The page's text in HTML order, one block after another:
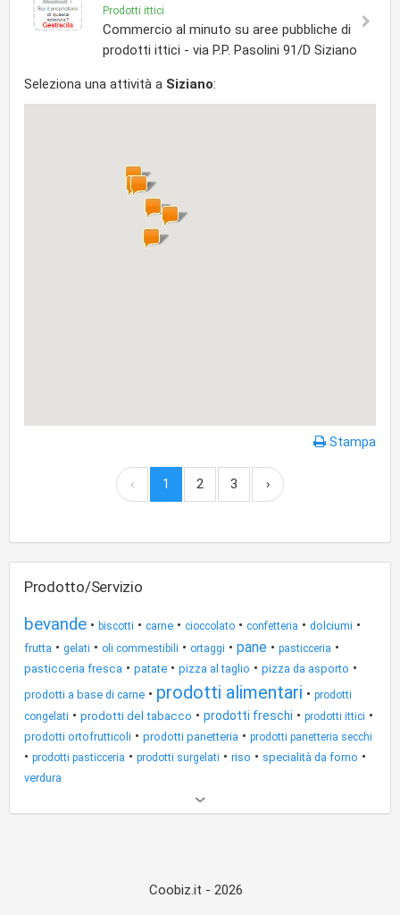
Prodotti ittici
Commercio al minuto su aree pubbliche di
prodotti ittici - via P.P. Pasolini 91/D Siziano
Seleziona una attività a Siziano:
Stampa
‹ 1 2 3 ›
Prodotto/Servizio
bevande • biscotti • carne • cioccolato • confetteria • dolciumi •
frutta • gelati • oli commestibili • ortaggi • pane • pasticceria •
pasticceria fresca • patate • pizza al taglio • pizza da asporto •
prodotti a base di carne • prodotti alimentari • prodotti
congelati • prodotti del tabacco • prodotti freschi • prodotti ittici •
prodotti ortofrutticoli • prodotti panetteria • prodotti panetteria secchi
• prodotti pasticceria • prodotti surgelati • riso • specialità da forno •
verdura
Altri
Coobiz.it - 2026